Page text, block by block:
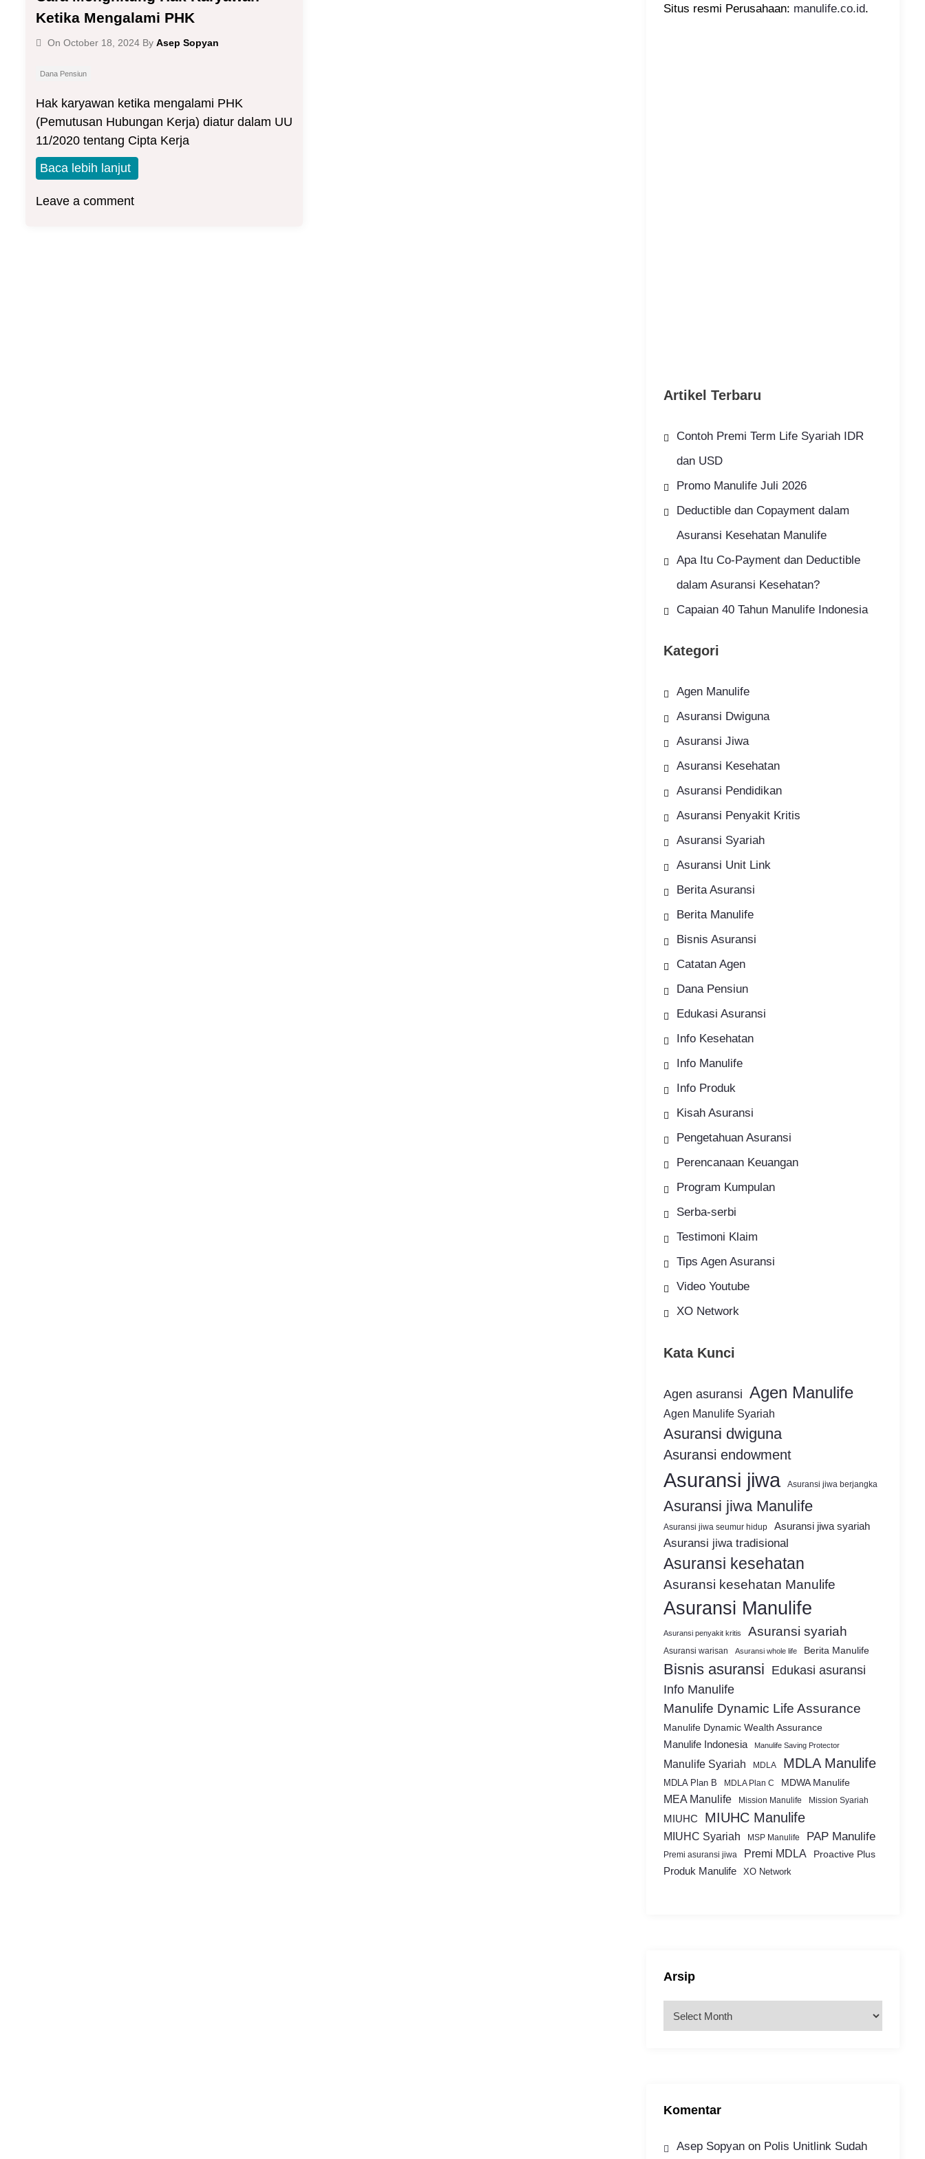
Ketika Mengalami PHK
On October 18, 2024 By Asep Sopyan
Dana Pensiun
Hak karyawan ketika mengalami PHK
(Pemutusan Hubungan Kerja) diatur dalam UU
11/2020 tentang Cipta Kerja
Baca lebih lanjut
Leave a comment
Situs resmi Perusahaan: manulife.co.id.
Artikel Terbaru
Contoh Premi Term Life Syariah IDR
dan USD
Promo Manulife Juli 2026
Deductible dan Copayment dalam
Asuransi Kesehatan Manulife
Apa Itu Co-Payment dan Deductible
dalam Asuransi Kesehatan?
Capaian 40 Tahun Manulife Indonesia
Kategori
Agen Manulife
Asuransi Dwiguna
Asuransi Jiwa
Asuransi Kesehatan
Asuransi Pendidikan
Asuransi Penyakit Kritis
Asuransi Syariah
Asuransi Unit Link
Berita Asuransi
Berita Manulife
Bisnis Asuransi
Catatan Agen
Dana Pensiun
Edukasi Asuransi
Info Kesehatan
Info Manulife
Info Produk
Kisah Asuransi
Pengetahuan Asuransi
Perencanaan Keuangan
Program Kumpulan
Serba-serbi
Testimoni Klaim
Tips Agen Asuransi
Video Youtube
XO Network
Kata Kunci
Agen asuransi Agen Manulife
Agen Manulife Syariah
Asuransi dwiguna
Asuransi endowment
Asuransi jiwa Asuransi jiwa berjangka
Asuransi jiwa Manulife
Asuransi jiwa seumur hidup Asuransi jiwa syariah
Asuransi jiwa tradisional
Asuransi kesehatan
Asuransi kesehatan Manulife
Asuransi Manulife
Asuransi penyakit kritis Asuransi syariah
Asuransi warisan Asuransi whole life Berita Manulife
Bisnis asuransi Edukasi asuransi
Info Manulife
Manulife Dynamic Life Assurance
Manulife Dynamic Wealth Assurance
Manulife Indonesia
Manulife Saving Protector
Manulife Syariah MDLA MDLA Manulife
MDLA Plan B MDLA Plan C MDWA Manulife
MEA Manulife Mission Manulife Mission Syariah
MIUHC MIUHC Manulife
MIUHC Syariah MSP Manulife PAP Manulife
Premi asuransi jiwa Premi MDLA
Proactive Plus
Produk Manulife
XO Network
Arsip
Komentar
Asep Sopyan on Polis Unitlink Sudah